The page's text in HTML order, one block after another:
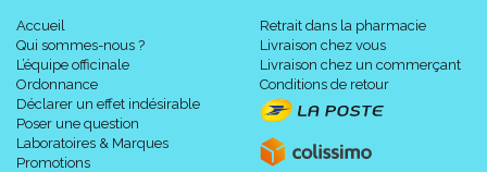
Accueil
Qui sommes-nous ?
L’équipe officinale
Ordonnance
Déclarer un effet indésirable
Poser une question
Laboratoires & Marques
Promotions
Retrait dans la pharmacie
Livraison chez vous
Livraison chez un commerçant
Conditions de retour